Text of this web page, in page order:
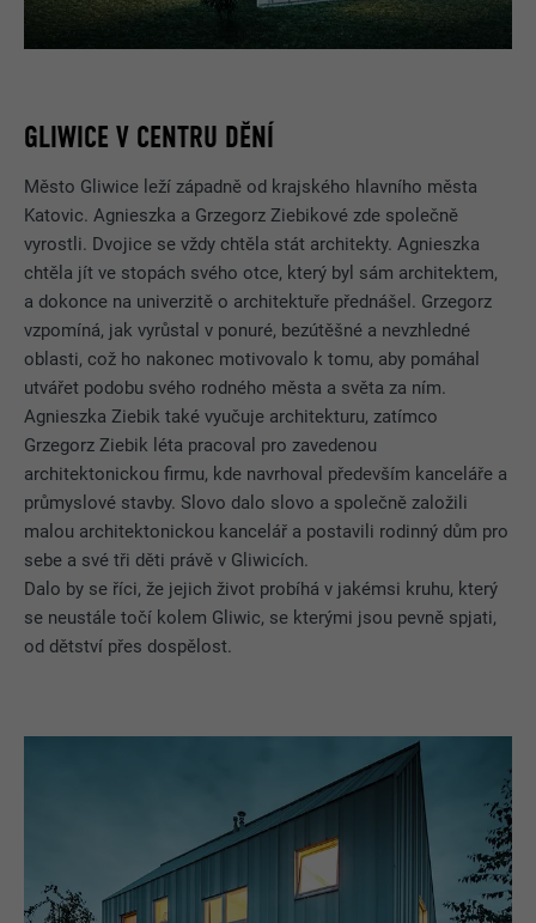
GLIWICE V CENTRU DĚNÍ
Město Gliwice leží západně od krajského hlavního města
Katovic. Agnieszka a Grzegorz Ziebikové zde společně
vyrostli. Dvojice se vždy chtěla stát architekty. Agnieszka
chtěla jít ve stopách svého otce, který byl sám architektem,
a dokonce na univerzitě o architektuře přednášel. Grzegorz
vzpomíná, jak vyrůstal v ponuré, bezútěšné a nevzhledné
oblasti, což ho nakonec motivovalo k tomu, aby pomáhal
utvářet podobu svého rodného města a světa za ním.
Agnieszka Ziebik také vyučuje architekturu, zatímco
Grzegorz Ziebik léta pracoval pro zavedenou
architektonickou firmu, kde navrhoval především kanceláře a
průmyslové stavby. Slovo dalo slovo a společně založili
malou architektonickou kancelář a postavili rodinný dům pro
sebe a své tři děti právě v Gliwicích.
Dalo by se říci, že jejich život probíhá v jakémsi kruhu, který
se neustále točí kolem Gliwic, se kterými jsou pevně spjati,
od dětství přes dospělost.